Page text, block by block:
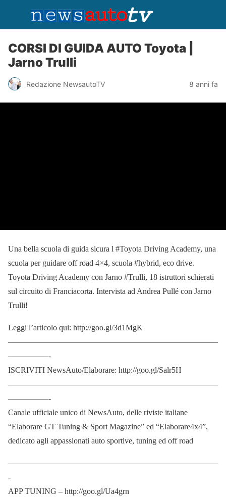
CORSI DI GUIDA AUTO Toyota |
Jarno Trulli
Redazione NewsautoTV 8 anni fa
Una bella scuola di guida sicura l #Toyota Driving Academy, una
scuola per guidare off road 4×4, scuola #hybrid, eco drive.
Toyota Driving Academy con Jarno #Trulli, 18 istruttori schierati
sul circuito di Franciacorta. Intervista ad Andrea Pullé con Jarno
Trulli!
Leggi l’articolo qui: http://goo.gl/3d1MgK
——————————————————————————
—————-
ISCRIVITI NewsAuto/Elaborare: http://goo.gl/Salr5H
——————————————————————————
—————-
Canale ufficiale unico di NewsAuto, delle riviste italiane
“Elaborare GT Tuning & Sport Magazine” ed “Elaborare4x4”,
dedicato agli appassionati auto sportive, tuning ed off road
——————————————————————————
-
APP TUNING – http://goo.gl/Ua4grn